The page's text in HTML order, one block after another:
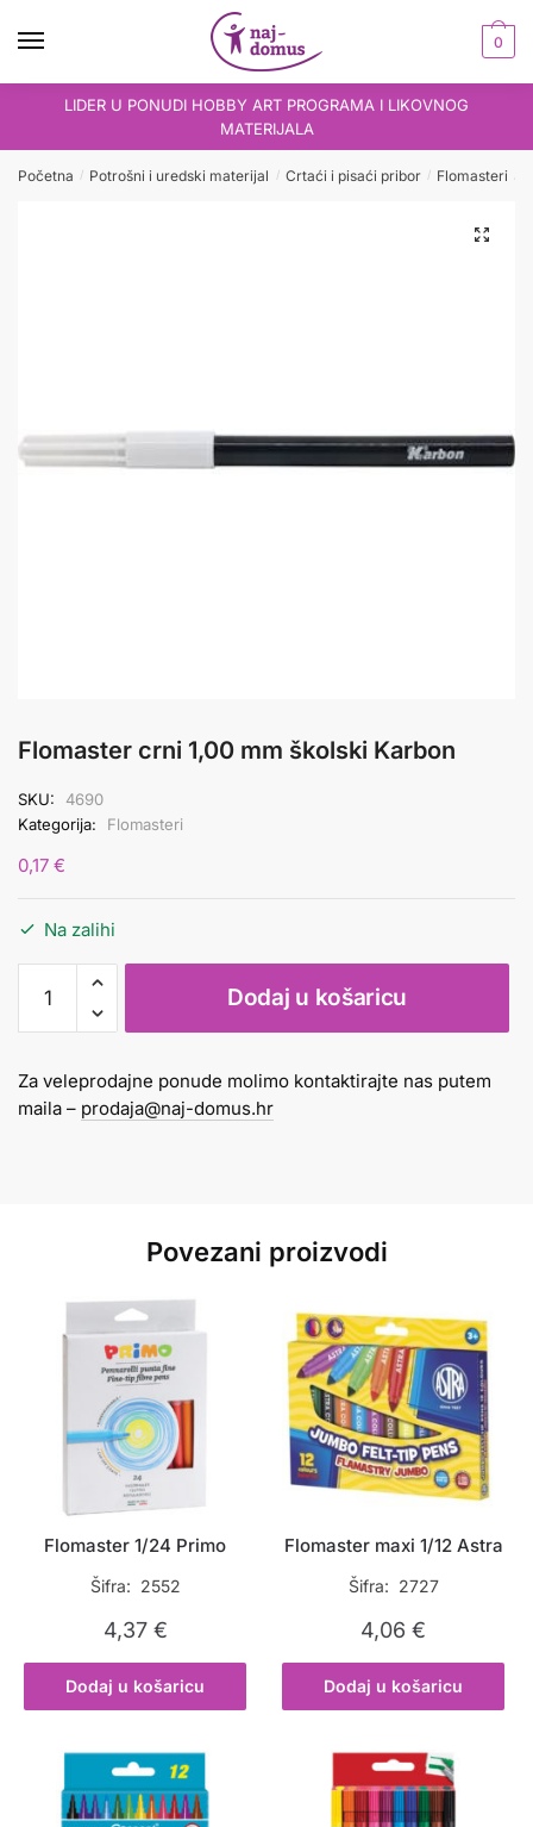
0
LIDER U PONUDI HOBBY ART PROGRAMA I LIKOVNOG
MATERIJALA
Početna / Potrošni i uredski materijal / Crtaći i pisaći pribor / Flomasteri
Flomaster crni 1,00 mm školski Karbon
SKU:
4690
Kategorija:
Flomasteri
0,17 €
Na zalihi
Flomaster
crni
1,00
školski
Karbon
Dodaj u košaricu
Za veleprodajne ponude molimo kontaktirajte nas putem
maila – prodaja@naj-domus.hr
Povezani proizvodi
Flomaster 1/24 Primo
Šifra: 2552
4,37 €
Dodaj u košaricu
Flomaster maxi 1/12 Astra
Šifra: 2727
4,06€
Dodaj u košaricu